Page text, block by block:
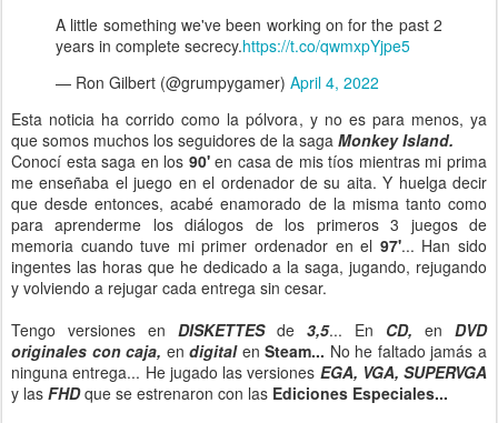
A little something we've been working on for the past 2
years in complete secrecy.https://t.co/qwmxpYjpe5
— Ron Gilbert (@grumpygamer) April 4, 2022
Esta noticia ha corrido como la pólvora, y no es para menos, ya
que somos muchos los seguidores de la saga Monkey Island.
Conocí esta saga en los 90'en casa de mis tíos mientras mi prima
me enseñaba el juego en el ordenador de su aita. Y huelga decir
que desde entonces, acabé enamorado de la misma tanto como
para aprenderme los diálogos de los primeros 3 juegos de
memoria cuando tuve mi primer ordenador en el 97'... Han sido
ingentes las horas que he dedicado a la saga, jugando, rejugando
y volviendo a rejugar cada entrega sin cesar.
Tengo versiones en DISKETTES de 3,5... En CD, en DVD
originales con caja, endigital enSteam... No he faltado jamás a
ninguna entrega... He jugado las versiones EGA, VGA, SUPERVGA
y las FHDque se estrenaron con las Ediciones Especiales...